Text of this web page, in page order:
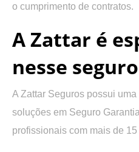
o cumprimento de contratos.
A Zattar é
nesse seguro
A Zattar Seguros possui
soluções em Seguro
profissionais com mais de